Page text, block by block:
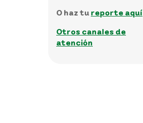
O haz tu reporte aquí
Otros canales de
atención